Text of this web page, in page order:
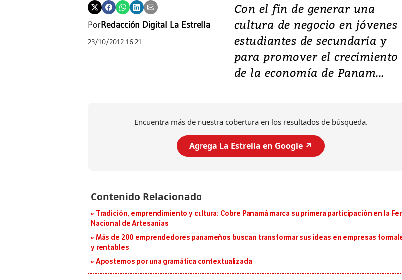
PorRedacción Digital La Estrella
23/10/2012 16:21
Con el fin de generar una
cultura de negocio en jóvenes
estudiantes de secundaria y
para promover el crecimiento
de la economía de Panam...
Encuentra más de nuestra cobertura en los resultados de búsqueda.
Agrega La Estrella en Google ↗️
Tradición, emprendimiento y cultura: Cobre Panamá marca su primera participación en la
Nacional de Artesanías
Más de 200 emprendedores panameños buscan transformar sus ideas en empresas
y rentables
Apostemos por una gramática contextualizada
Video, Japón: Terremoto
deja heridos y graves
daños en Kumamoto
al sur de Japón, provocando una